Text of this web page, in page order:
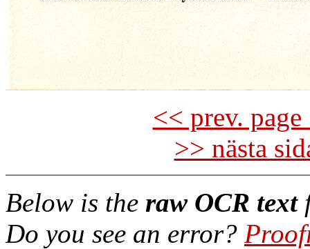
<< prev.
>> nästa
Below is the raw OCR text
Do you see an error?